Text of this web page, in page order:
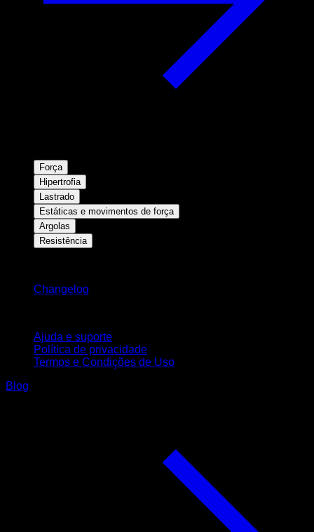
Força
Hipertrofia
Lastrado
Estáticas e movimentos de força
Argolas
Resistência
Changelog
Ajuda e suporte
Política de privacidade
Termos e Condições de Uso
Blog